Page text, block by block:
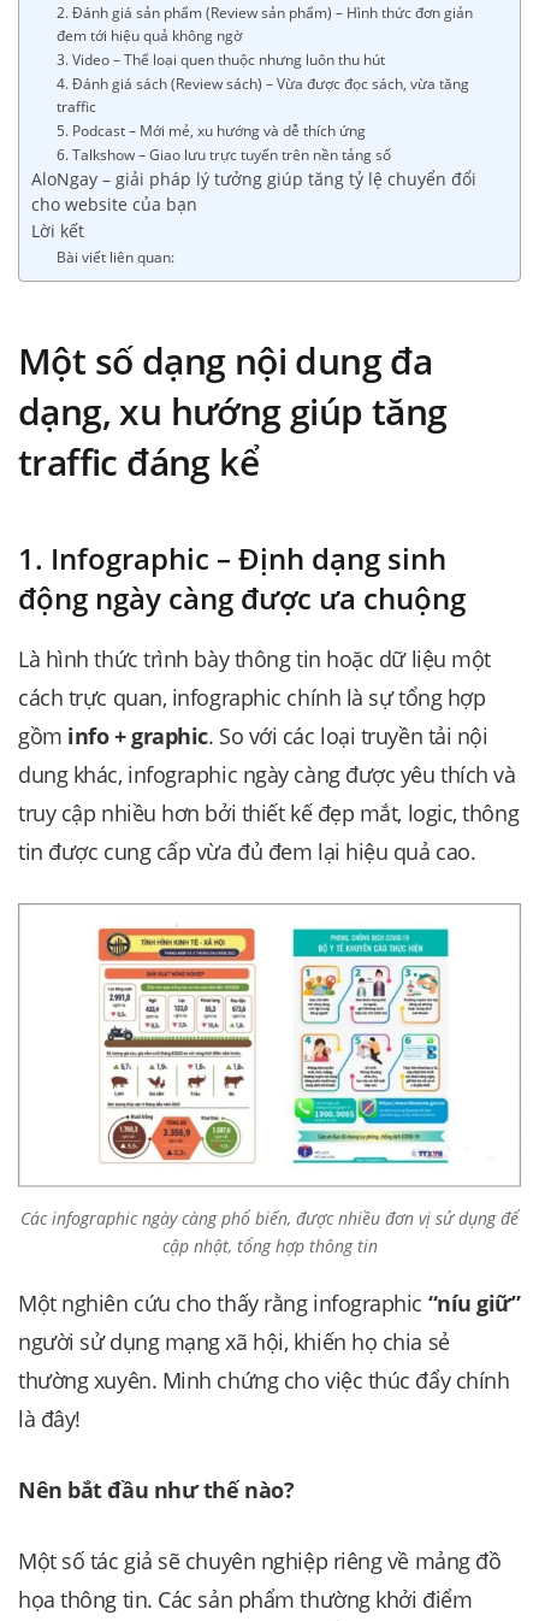
2. Đánh giá sản phẩm (Review sản phẩm) – Hình thức đơn giản
đem tới hiệu quả không ngờ
3. Video – Thể loại quen thuộc nhưng luôn thu hút
4. Đánh giá sách (Review sách) – Vừa được đọc sách, vừa tăng
traffic
5. Podcast – Mới mẻ, xu hướng và dễ thích ứng
6. Talkshow – Giao lưu trực tuyến trên nền tảng số
AloNgay – giải pháp lý tưởng giúp tăng tỷ lệ chuyển đổi
cho website của bạn
Lời kết
Bài viết liên quan:
Một số dạng nội dung đa
dạng, xu hướng giúp tăng
traffic đáng kể
1. Infographic – Định dạng sinh
động ngày càng được ưa chuộng
Là hình thức trình bày thông tin hoặc dữ liệu một
cách trực quan, infographic chính là sự tổng hợp
gồm info + graphic. So với các loại truyền tải nội
dung khác, infographic ngày càng được yêu thích và
truy cập nhiều hơn bởi thiết kế đẹp mắt, logic, thông
tin được cung cấp vừa đủ đem lại hiệu quả cao.
Các infographic ngày càng phổ biến, được nhiều đơn vị sử dụng để
cập nhật, tổng hợp thông tin
Một nghiên cứu cho thấy rằng infographic “níu giữ”
người sử dụng mạng xã hội, khiến họ chia sẻ
thường xuyên. Minh chứng cho việc thúc đẩy chính
là đây!
Nên bắt đầu như thế nào?
Một số tác giả sẽ chuyên nghiệp riêng về mảng đồ
họa thông tin. Các sản phẩm thường khởi điểm